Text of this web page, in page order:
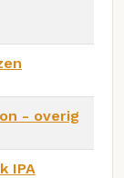
- overig
IPA